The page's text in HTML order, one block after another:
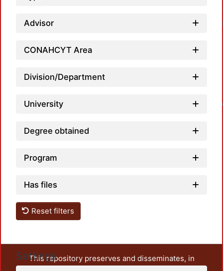
Advisor
CONAHCYT Area
Division/Department
University
Degree obtained
Program
Has files
Reset filters
Settings
This repository preserves and disseminates, in